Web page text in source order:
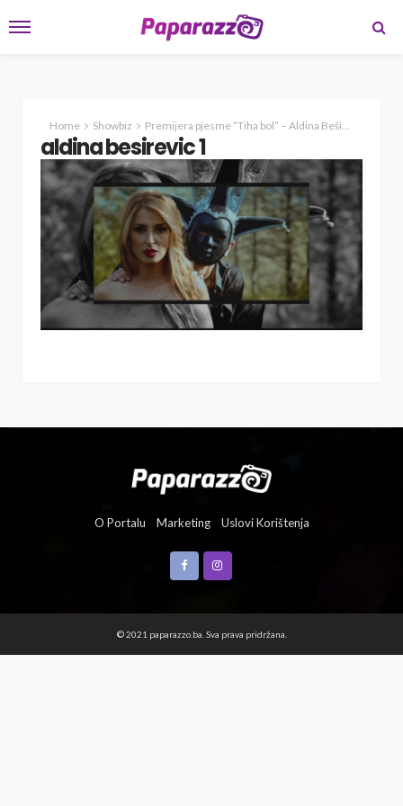
Home Showbiz Premijera pjesme “Tiha bol” – Aldina Beširević hrabro korača u novo poglavlje
aldina besirevic 1
O Portalu Marketing Uslovi Korištenja
© 2021 paparazzo.ba. Sva prava pridržana.